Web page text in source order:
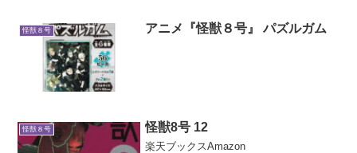
怪獣８号 アニメ『怪獣８号』 パズルガム
怪獣８号 怪獣8号 12
楽天ブックスAmazon